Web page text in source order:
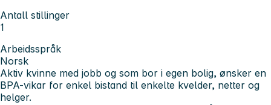
Antall stillinger
1
Arbeidsspråk
Norsk
Aktiv kvinne med jobb og som bor i egen bolig, ønsker en
BPA-vikar for enkel bistand til enkelte kvelder, netter og
helger.